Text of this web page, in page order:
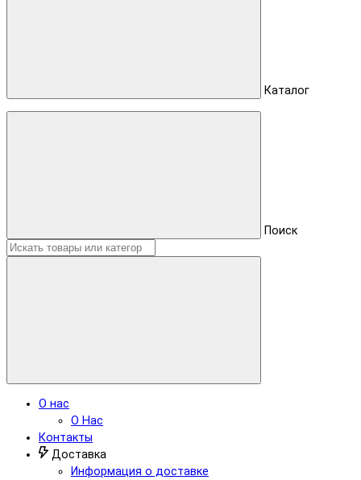
Каталог
Поиск
О нас
О Нас
Контакты
Доставка
Информация о доставке